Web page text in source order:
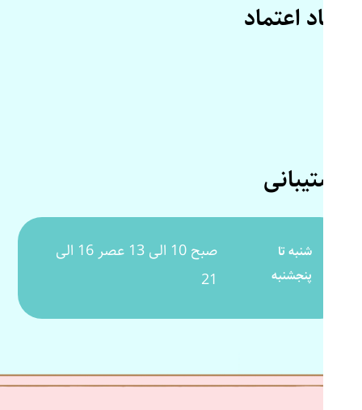
نماد اعتماد
پشتیبانی
شنبه تا
پنجشنبه
صبح 10 الی 13 عصر 16 الی
21